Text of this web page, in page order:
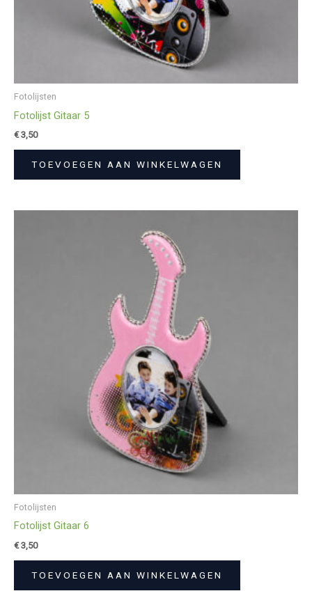
Fotolijsten
Fotolijst Gitaar 5
€3,50
TOEVOEGEN AAN WINKELWAGEN
Fotolijsten
Fotolijst Gitaar 6
€3,50
TOEVOEGEN AAN WINKELWAGEN